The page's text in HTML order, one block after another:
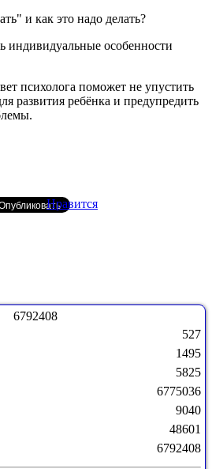
и как это надо делать?
индивидуальные особенности
психолога поможет не упустить
развития ребёнка и предупредить
Нравится
6792408
527
1495
5825
6775036
9040
48601
6792408